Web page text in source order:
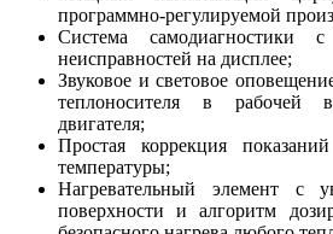
программно-регулируемой
Система самодиагностики
неисправностей на дисплее;
Звуковое и световое
теплоносителя в рабочей
двигателя;
Простая коррекция
температуры;
Нагревательный элемент с
поверхности и алгоритм